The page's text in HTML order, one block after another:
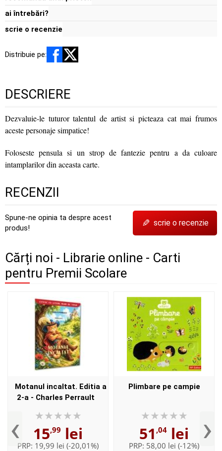
ai întrebări?
scrie o recenzie
Distribuie pe:
DESCRIERE
Dezvaluie-le tuturor talentul de artist si picteaza cat mai frumos
aceste personaje simpatice!
Foloseste pensula si un strop de fantezie pentru a da culoare
intamplarilor din aceasta carte.
RECENZII
Spune-ne opinia ta despre acest
produs!
✎ scrie o recenzie
Cărți noi - Librarie online - Carti
pentru Premii Scolare
‹
Motanul incaltat. Editia a
2-a - Charles Perrault
15,99 lei
PRP: 19,99 lei (-20,01%)
Plimbare pe campie
51 ,04 lei
PRP: 58,00 lei (-12%) ›